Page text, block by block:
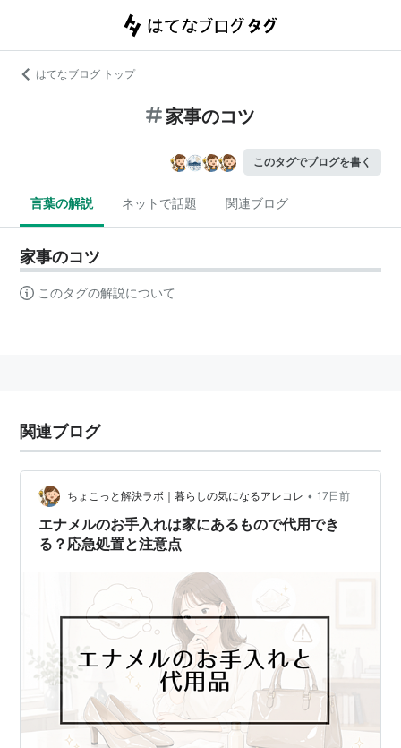
はてなブログ トップ
家事のコツ
このタグでブログを書く
言葉の解説 ネットで話題 関連ブログ
家事のコツ
このタグの解説について
関連ブログ
ちょこっと解決ラボ｜暮らしの気になるアレコレ • 17日前
エナメルのお手入れは家にあるもので代用でき
る？応急処置と注意点